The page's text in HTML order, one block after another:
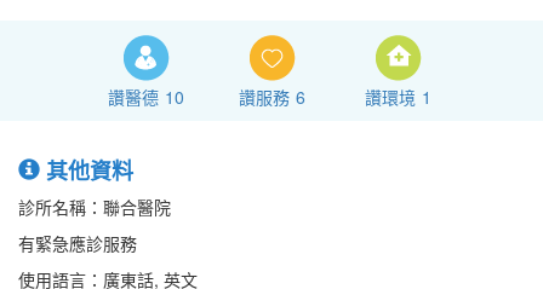
讚醫德 10 讚服務 6 讚環境 1
其他資料
診所名稱：聯合醫院
有緊急應診服務
使用語言：廣東話, 英文